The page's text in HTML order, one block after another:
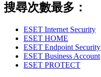
搜尋次數最多：
ESET Internet Security
ESET HOME
ESET Endpoint Security
ESET Business Account
ESET PROTECT